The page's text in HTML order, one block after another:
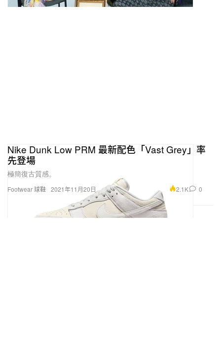
Footwear 球鞋
Nike Dunk Low PRM 最新配色「Vast Grey」率
先登場
極簡復古質感。
2021年11月20日 2.1K 0